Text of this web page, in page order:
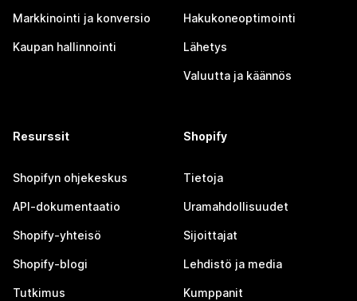
Markkinointi ja konversio
Kaupan hallinnointi
Hakukoneoptimointi
Lähetys
Valuutta ja käännös
Resurssit
Shopifyn ohjekeskus
API-dokumentaatio
Shopify-yhteisö
Shopify-blogi
Tutkimus
Shopify
Tietoja
Uramahdollisuudet
Sijoittajat
Lehdistö ja media
Kumppanit